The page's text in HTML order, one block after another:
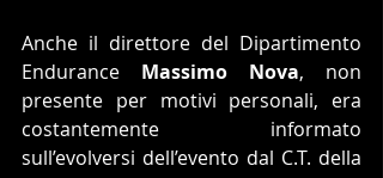
Anche il direttore del Dipartimento
Endurance Massimo Nova, non
presente per motivi personali, era
costantemente informato
sull’evolversi dell’evento dal C.T. della